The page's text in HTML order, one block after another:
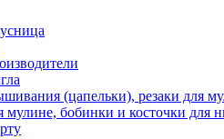
(цапельки), резаки для
мулине, бобинки и косточки для